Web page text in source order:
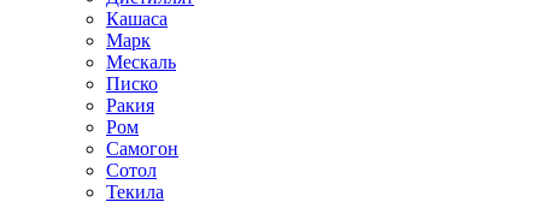
Кашаса
Марк
Мескаль
Писко
Ракия
Ром
Самогон
Сотол
Текила